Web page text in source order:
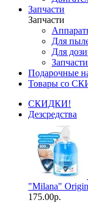
Запчасти
Запчасти
Для
Для
Подарочные
Товары со
СКИДКИ!
Дезсредства
"Milana"
175.00р.